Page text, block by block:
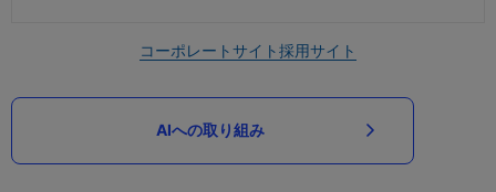
コーポレートサイト採用サイト
AIへの取り組み